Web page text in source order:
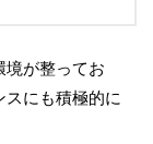
境が整ってお
スにも積極的に